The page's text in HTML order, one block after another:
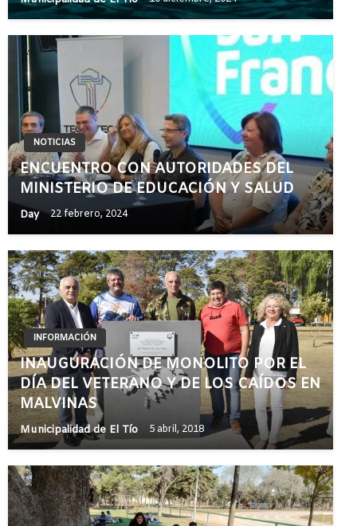
NOTICIAS
ENCUENTRO CON AUTORIDADES DEL
MINISTERIO DE EDUCACIÓN Y SALUD
Day 22 febrero, 2024
INFORMACIÓN
INAUGURACIÓN DE MONOLITO POR EL
DÍA DEL VETERANO Y DE LOS CAÍDOS EN
MALVINAS
Municipalidad de El Tío 5 abril, 2018